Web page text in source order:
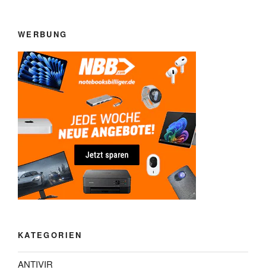
WERBUNG
KATEGORIEN
ANTIVIR